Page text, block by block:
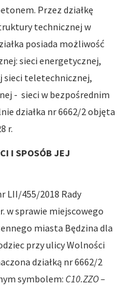
Przez działkę
technicznej w
posiada możliwość
sieci energetycznej,
sieci teletechnicznej,
- sieci w bezpośrednim
działka nr 6662/2 objęta
r.
I SPOSÓB JEJ
LII/455/2018 Rady
w sprawie miejscowego
miasta Będzina dla
przy ulicy Wolności
działką nr 6662/2
symbolem: C10.ZZO –